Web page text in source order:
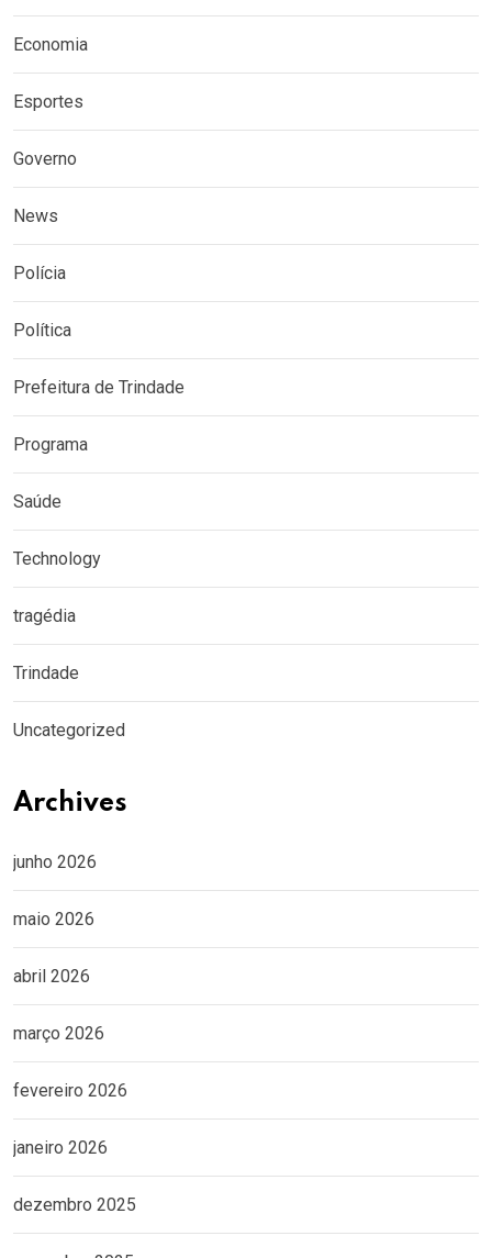
Economia
Esportes
Governo
News
Polícia
Política
Prefeitura de Trindade
Programa
Saúde
Technology
tragédia
Trindade
Uncategorized
Archives
junho 2026
maio 2026
abril 2026
março 2026
fevereiro 2026
janeiro 2026
dezembro 2025